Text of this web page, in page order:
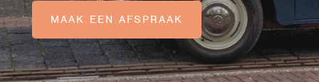
MAAK EEN AFSPRAAK